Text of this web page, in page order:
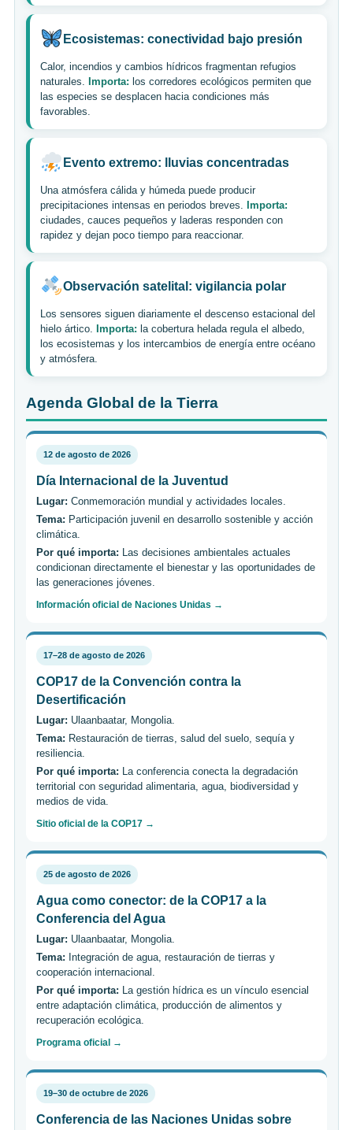
Ecosistemas: conectividad bajo presión
Calor, incendios y cambios hídricos fragmentan refugios
naturales. Importa: los corredores ecológicos permiten que
las especies se desplacen hacia condiciones más
favorables.
Evento extremo: lluvias concentradas
Una atmósfera cálida y húmeda puede producir
precipitaciones intensas en periodos breves. Importa:
ciudades, cauces pequeños y laderas responden con
rapidez y dejan poco tiempo para reaccionar.
Observación satelital: vigilancia polar
Los sensores siguen diariamente el descenso estacional del
hielo ártico. Importa: la cobertura helada regula el albedo,
los ecosistemas y los intercambios de energía entre océano
y atmósfera.
Agenda Global de la Tierra
12 de agosto de 2026
Día Internacional de la Juventud
Lugar: Conmemoración mundial y actividades locales.
Tema: Participación juvenil en desarrollo sostenible y acción
climática.
Por qué importa: Las decisiones ambientales actuales
condicionan directamente el bienestar y las oportunidades de
las generaciones jóvenes.
Información oficial de Naciones Unidas →
17–28 de agosto de 2026
COP17 de la Convención contra la
Desertificación
Lugar: Ulaanbaatar, Mongolia.
Tema: Restauración de tierras, salud del suelo, sequía y
resiliencia.
Por qué importa: La conferencia conecta la degradación
territorial con seguridad alimentaria, agua, biodiversidad y
medios de vida.
Sitio oficial de la COP17 →
25 de agosto de 2026
Agua como conector: de la COP17 a la
Conferencia del Agua
Lugar: Ulaanbaatar, Mongolia.
Tema: Integración de agua, restauración de tierras y
cooperación internacional.
Por qué importa: La gestión hídrica es un vínculo esencial
entre adaptación climática, producción de alimentos y
recuperación ecológica.
Programa oficial →
19–30 de octubre de 2026
Conferencia de las Naciones Unidas sobre